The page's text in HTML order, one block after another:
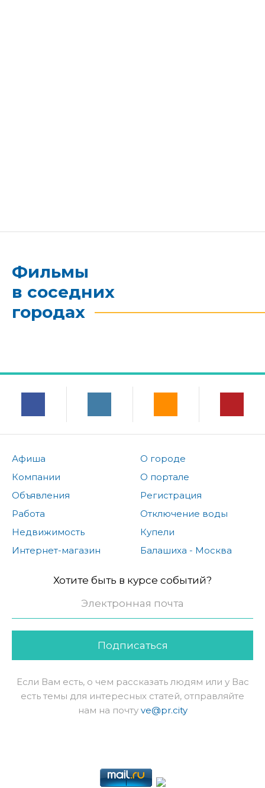
Фильмы
в соседних
городах
Афиша
Компании
Объявления
Работа
Недвижимость
Интернет-магазин
О городе
О портале
Регистрация
Отключение воды
Купели
Балашиха - Москва
Хотите быть в курсе событий?
Подписаться
Если Вам есть, о чем рассказать людям или у Вас
есть темы для интересных статей, отправляйте
нам на почту ve@pr.city